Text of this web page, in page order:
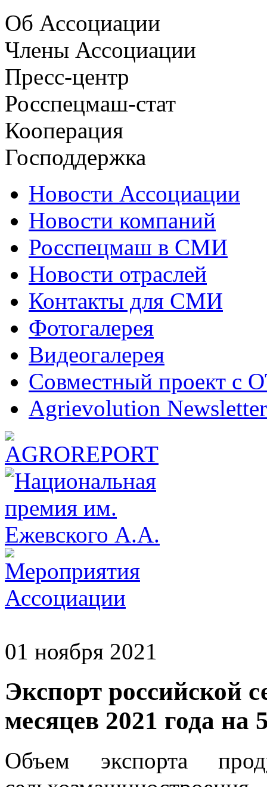
Об Ассоциации
Члены Ассоциации
Пресс-центр
Росспецмаш-стат
Кооперация
Господдержка
Новости Ассоциации
Новости компаний
Росспецмаш в СМИ
Новости отраслей
Контакты для СМИ
Фотогалерея
Видеогалерея
Совместный проект с
Agrievolution Newsletter
01 ноября 2021
Экспорт российской
месяцев 2021 года на
Объем экспорта